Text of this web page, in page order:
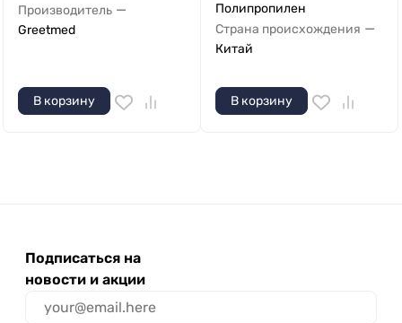
Производитель —
Greetmed
В корзину
Полипропилен
Страна происхождения —
Китай
В корзину
Подписаться на
новости и акции